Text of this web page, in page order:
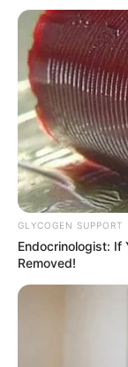
GLYCOGEN SUPPORT
Endocrinologist: If
Removed!